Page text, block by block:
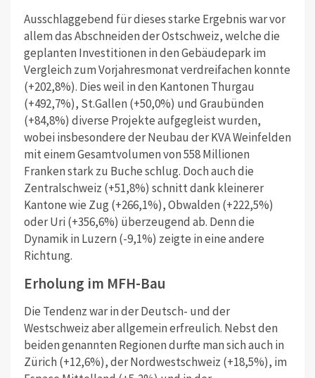
Ausschlaggebend für dieses starke Ergebnis war vor
allem das Abschneiden der Ostschweiz, welche die
geplanten Investitionen in den Gebäudepark im
Vergleich zum Vorjahresmonat verdreifachen konnte
(+202,8%). Dies weil in den Kantonen Thurgau
(+492,7%), St.Gallen (+50,0%) und Graubünden
(+84,8%) diverse Projekte aufgegleist wurden,
wobei insbesondere der Neubau der KVA Weinfelden
mit einem Gesamtvolumen von 558 Millionen
Franken stark zu Buche schlug. Doch auch die
Zentralschweiz (+51,8%) schnitt dank kleinerer
Kantone wie Zug (+266,1%), Obwalden (+222,5%)
oder Uri (+356,6%) überzeugend ab. Denn die
Dynamik in Luzern (-9,1%) zeigte in eine andere
Richtung.
Erholung im MFH-Bau
Die Tendenz war in der Deutsch- und der
Westschweiz aber allgemein erfreulich. Nebst den
beiden genannten Regionen durfte man sich auch in
Zürich (+12,6%), der Nordwestschweiz (+18,5%), im